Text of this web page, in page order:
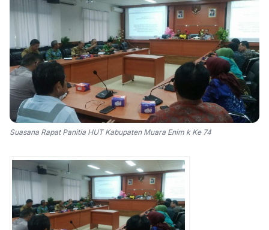
Suasana Rapat Panitia HUT Kabupaten Muara Enim k Ke 74